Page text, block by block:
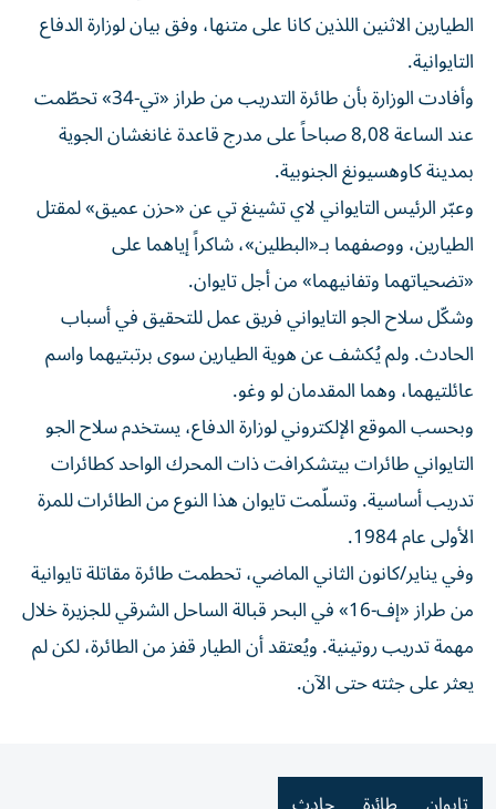
الطيارين الاثنين اللذين كانا على متنها، وفق بيان لوزارة الدفاع
التايوانية.
وأفادت الوزارة بأن طائرة التدريب من طراز «تي-34» تحطّمت
عند الساعة 8,08 صباحاً على مدرج قاعدة غانغشان الجوية
بمدينة كاوهسيونغ الجنوبية.
وعبّر الرئيس التايواني لاي تشينغ تي عن «حزن عميق» لمقتل
الطيارين، ووصفهما بـ«البطلين»، شاكراً إياهما على
«تضحياتهما وتفانيهما» من أجل تايوان.
وشكّل سلاح الجو التايواني فريق عمل للتحقيق في أسباب
الحادث. ولم يُكشف عن هوية الطيارين سوى برتبتيهما واسم
عائلتيهما، وهما المقدمان لو وغو.
وبحسب الموقع الإلكتروني لوزارة الدفاع، يستخدم سلاح الجو
التايواني طائرات بيتشكرافت ذات المحرك الواحد كطائرات
تدريب أساسية. وتسلّمت تايوان هذا النوع من الطائرات للمرة
الأولى عام 1984.
وفي يناير/كانون الثانيالماضي، تحطمت طائرة مقاتلة تايوانية
من طراز «إف-16» في البحر قبالة الساحل الشرقي للجزيرة خلال
مهمة تدريب روتينية. ويُعتقد أن الطيار قفز من الطائرة، لكن لم
يعثر على جثته حتى الآن.